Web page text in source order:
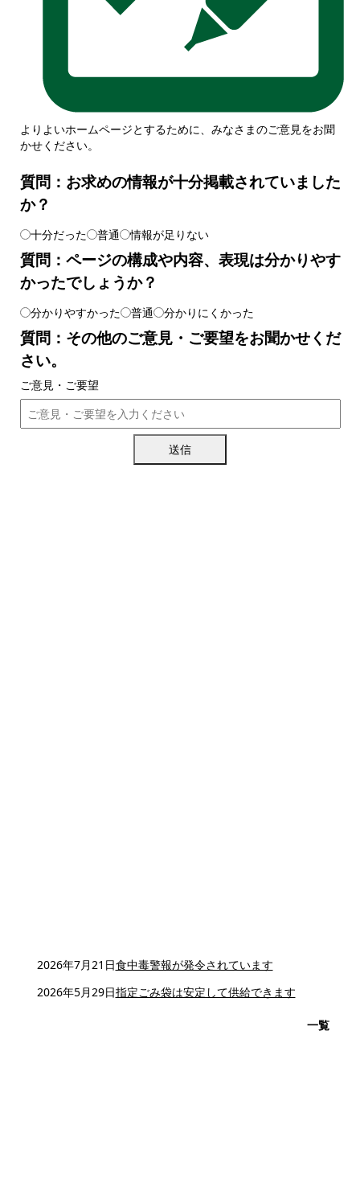
よりよいホームページとするために、みなさまのご意見をお聞
かせください。
質問：お求めの情報が十分掲載されていました
か？
十分だった 普通 情報が足りない
質問：ページの構成や内容、表現は分かりやす
かったでしょうか？
分かりやすかった 普通 分かりにくかった
質問：その他のご意見・ご要望をお聞かせくだ
さい。
ご意見・ご要望
送信
2026年7月21日食中毒警報が発令されています
2026年5月29日指定ごみ袋は安定して供給できます
一覧